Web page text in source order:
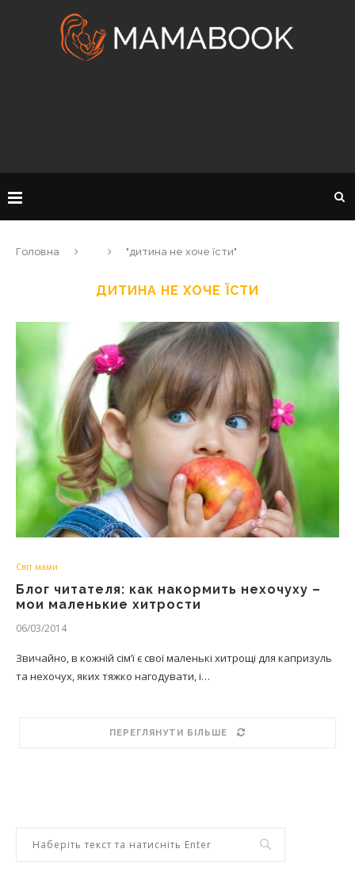
Головна "дитина не хоче їсти"
ДИТИНА НЕ ХОЧЕ ЇСТИ
Світ мами
Блог читателя: как накормить нехочуху –
мои маленькие хитрости
06/03/2014
Звичайно, в кожній сім’ї є свої маленькі хитрощі для капризуль
та нехочух, яких тяжко нагодувати, і…
ПЕРЕГЛЯНУТИ БІЛЬШЕ